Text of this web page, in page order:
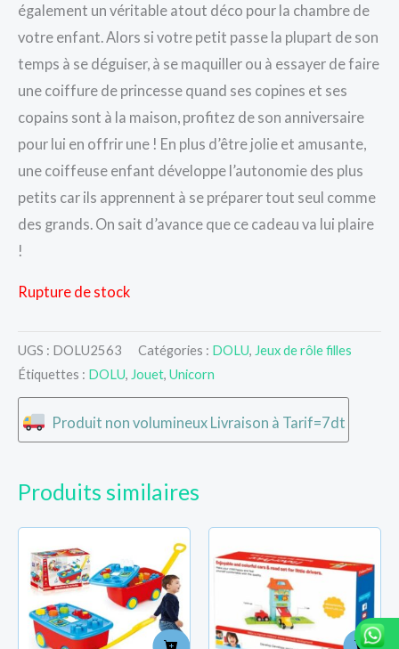
également un véritable atout déco pour la chambre de
votre enfant. Alors si votre petit passe la plupart de son
temps à se déguiser, à se maquiller ou à essayer de faire
une coiffure de princesse quand ses copines et ses
copains sont à la maison, profitez de son anniversaire
pour lui en offrir une ! En plus d’être jolie et amusante,
une coiffeuse enfant développe l’autonomie des plus
petits car ils apprennent à se préparer tout seul comme
des grands. On sait d’avance que ce cadeau va lui plaire
!
Rupture de stock
UGS : DOLU2563 Catégories : DOLU, Jeux de rôle filles
Étiquettes : DOLU, Jouet, Unicorn
Produit non volumineux Livraison à Tarif=7dt
Produits similaires